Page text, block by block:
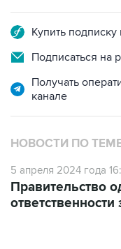
Подписаться на
Получать
НОВОСТИ ПО
5 апреля 2024 года